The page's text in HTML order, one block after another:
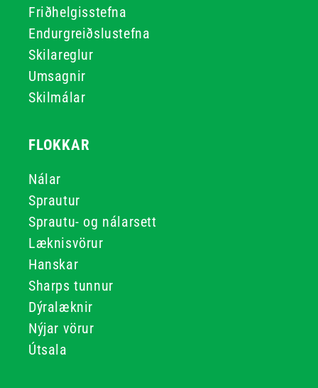
Friðhelgisstefna
Endurgreiðslustefna
Skilareglur
Umsagnir
Skilmálar
FLOKKAR
Nálar
Sprautur
Sprautu- og nálarsett
Læknisvörur
Hanskar
Sharps tunnur
Dýralæknir
Nýjar vörur
Útsala